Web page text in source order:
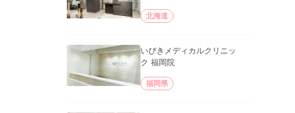
北海道
いびきメディカルクリニッ
ク 福岡院
福岡県